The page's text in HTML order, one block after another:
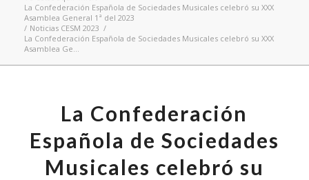
La Confederación Española de Sociedades Musicales celebró su XXX
Asamblea General 1ª del 2023
/ Noticias CESM 2023 /
La Confederación Española de Sociedades Musicales celebró su XXX
Asamblea Ge...
La Confederación
Española de Sociedades
Musicales celebró su